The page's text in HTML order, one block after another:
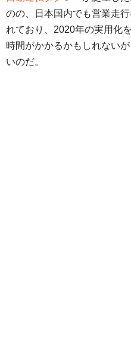
のの、日本国内でも営業走
れており、2020年の実用化
時間がかかるかもしれない
いのだ。